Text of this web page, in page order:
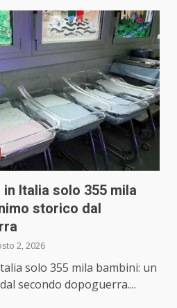
Italia solo 355 mila
storico dal
2, 2026
solo 355 mila bambini: un
secondo dopoguerra....